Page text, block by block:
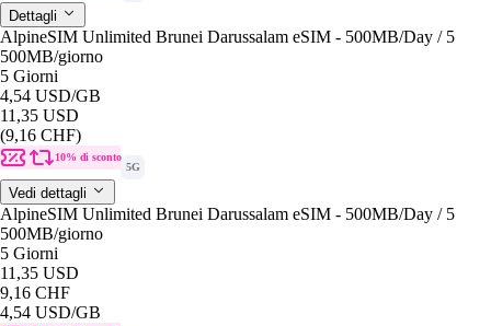
Dettagli
AlpineSIM Unlimited Brunei Darussalam eSIM - 500MB/Day / 5
500MB/giorno
5 Giorni
4,54 USD/GB
11,35 USD
(9,16 CHF)
10% di sconto
5G
Vedi dettagli
AlpineSIM Unlimited Brunei Darussalam eSIM - 500MB/Day / 5
500MB/giorno
5 Giorni
11,35 USD
9,16 CHF
4,54 USD/GB